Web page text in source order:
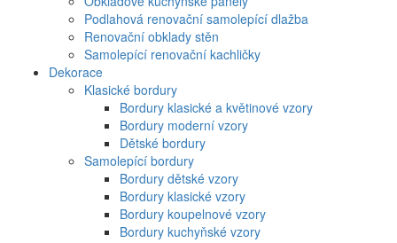
Podlahová renovační samolepící dlažba
Renovační obklady stěn
Samolepící renovační kachličky
Dekorace
Klasické bordury
Bordury klasické a květinové vzory
Bordury moderní vzory
Dětské bordury
Samolepící bordury
Bordury dětské vzory
Bordury klasické vzory
Bordury koupelnové vzory
Bordury kuchyňské vzory